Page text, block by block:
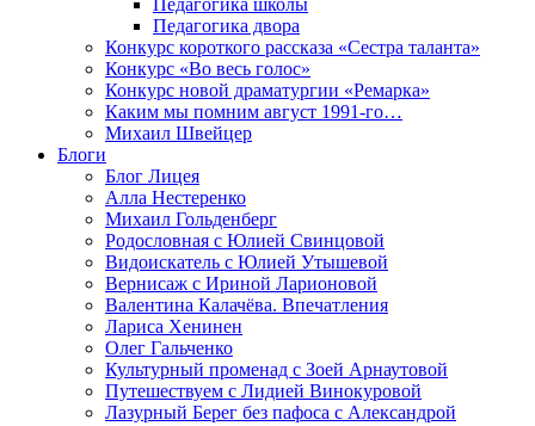
Педагогика школы
Педагогика двора
Конкурс короткого рассказа «Сестра таланта»
Конкурс «Во весь голос»
Конкурс новой драматургии «Ремарка»
Каким мы помним август 1991-го…
Михаил Швейцер
Блоги
Блог Лицея
Алла Нестеренко
Михаил Гольденберг
Родословная с Юлией Свинцовой
Видоискатель с Юлией Утышевой
Вернисаж с Ириной Ларионовой
Валентина Калачёва. Впечатления
Лариса Хенинен
Олег Гальченко
Культурный променад с Зоей Арнаутовой
Путешествуем с Лидией Винокуровой
Лазурный Берег без пафоса с Александрой